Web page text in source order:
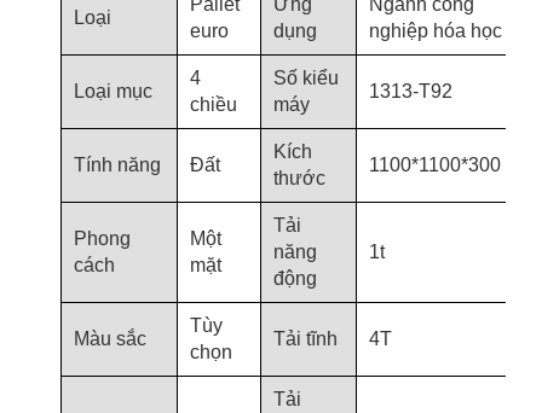
Loại
euro
dụng
nghiệp hóa học
Loại mục
4
chiều
Số kiểu
máy
1313-T92
Tính năng Đất
Kích
thước
1100*1100*300
Phong
cách
Một
mặt
Tải
năng
động
1t
Màu sắc
Tùy
chọn
Tải tĩnh 4T
Tải